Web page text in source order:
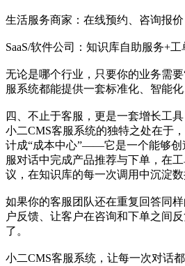
生活服务商家：在线预约、咨询报
SaaS/软件公司：知识库自助服务+
无论是哪个行业，只要你的业务需
服系统都能提供一套标准化、智能化
四、不止于客服，更是一套增长工具
小二CMS客服系统的独特之处在于
计成“成本中心”——它是一个能够创
服对话中完成产品推荐与下单，在
议，在知识库的每一次调用中沉淀数
如果你的客服团队还在重复回答同
户反馈、让客户在咨询和下单之间
了。
小二CMS客服系统，让每一次对话都